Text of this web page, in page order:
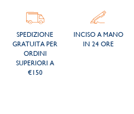
SPEDIZIONE
GRATUITA PER
ORDINI
SUPERIORI A
€150
INCISO A MANO
IN 24 ORE